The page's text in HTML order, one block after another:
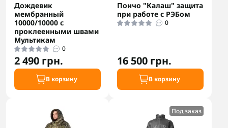
Дождевик
мембранный
10000/10000 с
проклеенными швами
Мультикам
0
2 490 грн.
В корзину
Пончо "Калаш" защита
при работе с РЭБом
0
16 500 грн.
В корзину
Под заказ